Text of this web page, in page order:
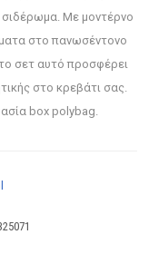
Με μοντέρνο
στο πανωσέντονο
σετ αυτό προσφέρει
στο κρεβάτι σας.
box polybag.